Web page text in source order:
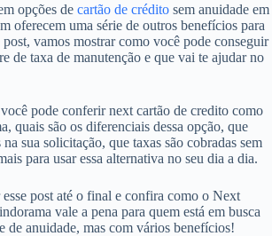
opções de cartão de crédito sem anuidade em
oferecem uma série de outros benefícios para
vamos mostrar como você pode conseguir
de taxa de manutenção e que vai te ajudar no
pode conferir next cartão de credito como
quais são os diferenciais dessa opção, que
sua solicitação, que taxas são cobradas sem
para usar essa alternativa no seu dia a dia.
post até o final e confira como o Next
vale a pena para quem está em busca
de anuidade, mas com vários benefícios!